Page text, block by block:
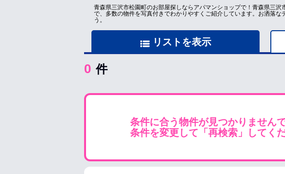
青森県三沢市松園町のお部屋探しならアパマンショップで！青森県三
で、多数の物件を写真付きでわかりやすくご紹介しています。お洒落
う。
リストを表示
0 件
条件に合う物件が見つかりませんで
条件を変更して「再検索」してくだ